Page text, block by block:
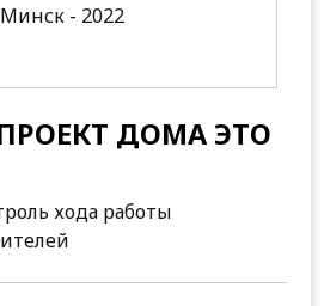
Минск - 2022
ДОМА ЭТО
хода работы